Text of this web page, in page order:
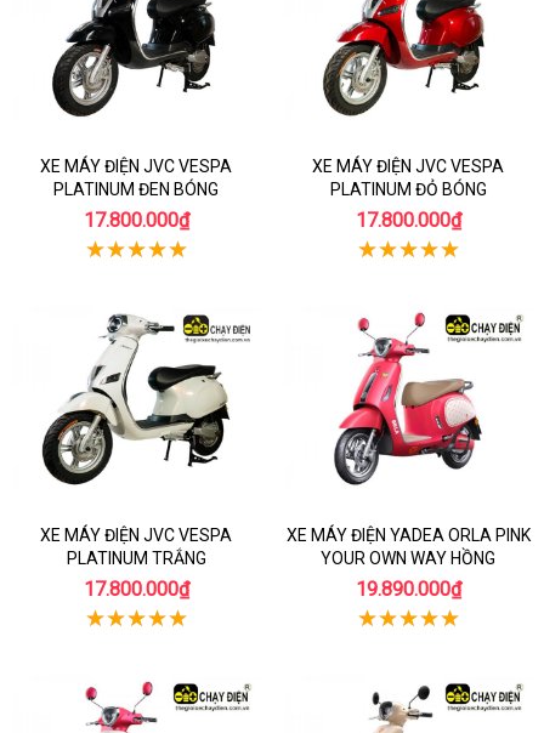
XE MÁY ĐIỆN JVC VESPA
PLATINUM ĐEN BÓNG
17.800.000₫
XE MÁY ĐIỆN JVC VESPA
PLATINUM ĐỎ BÓNG
17.800.000₫
XE MÁY ĐIỆN JVC VESPA
PLATINUM TRẮNG
17.800.000₫
XE MÁY ĐIỆN YADEA ORLA PINK
YOUR OWN WAY HỒNG
19.890.000₫